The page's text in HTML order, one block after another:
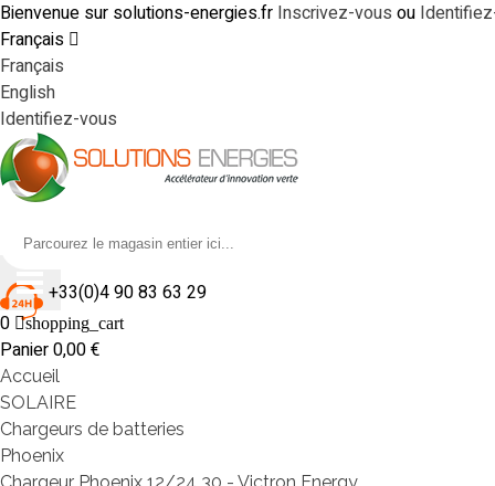
Bienvenue sur solutions-energies.fr Inscrivez-vous ou
Français
Français
English
Identifiez-vous
+33(0)4 90 83 63 29
0
shopping_cart
Panier0,00 €
Accueil
SOLAIRE
Chargeurs de batteries
Phoenix